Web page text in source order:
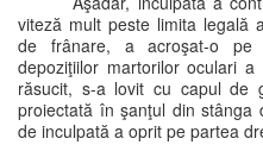
viteză mult peste limita legală
de frânare, a acroşat-o pe
depoziţiilor martorilor oculari
răsucit, s-a lovit cu capul de
proiectată în şanţul din stânga
de inculpată a oprit pe partea